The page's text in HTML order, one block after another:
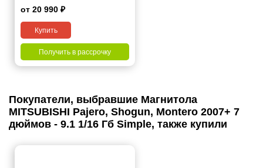
Shogun, Montero 2007+ 9
от 20 990 ₽
Купить
Получить в рассрочку
Покупатели, выбравшие Магнитола
MITSUBISHI Pajero, Shogun, Montero 2007+ 7
дюймов - 9.1 1/16 Гб Simple, также купили